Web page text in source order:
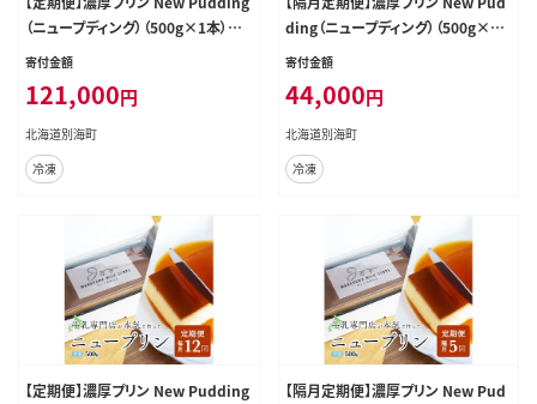
（ニュープディング）（500g×1本）×
11ヶ月【be152-0931-100-11】
寄付金額
121,000円
北海道別海町
冷凍
ding（ニュープディング）（500g×1
本）×4回【be152-0931-200-4】
寄付金額
44,000円
北海道別海町
冷凍
【定期便】濃厚プリン New Pudding
【隔月定期便】濃厚プリン New Pud